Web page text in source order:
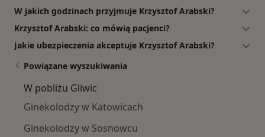
W jakich godzinach przyjmuje Krzysztof Arabski?
Krzysztof Arabski: co mówią pacjenci?
Jakie ubezpieczenia akceptuje Krzysztof Arabski?
Powiązane wyszukiwania
W pobliżu Gliwic
Ginekolodzy w Katowicach
Ginekolodzy w Sosnowcu